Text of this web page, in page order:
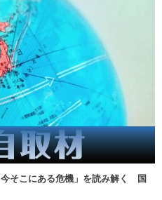
今そこにある危機」を読み解く 国